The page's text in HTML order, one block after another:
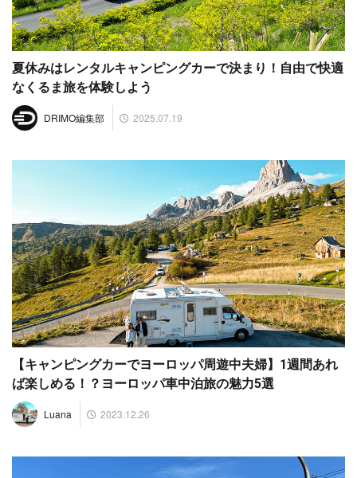
夏休みはレンタルキャンピングカーで決まり！自由で快適
なくるま旅を体験しよう
DRIMO編集部 2025.07.19
【キャンピングカーでヨーロッパ周遊中夫婦】1週間あれ
ば楽しめる！？ヨーロッパ車中泊旅の魅力5選
Luana 2023.12.26